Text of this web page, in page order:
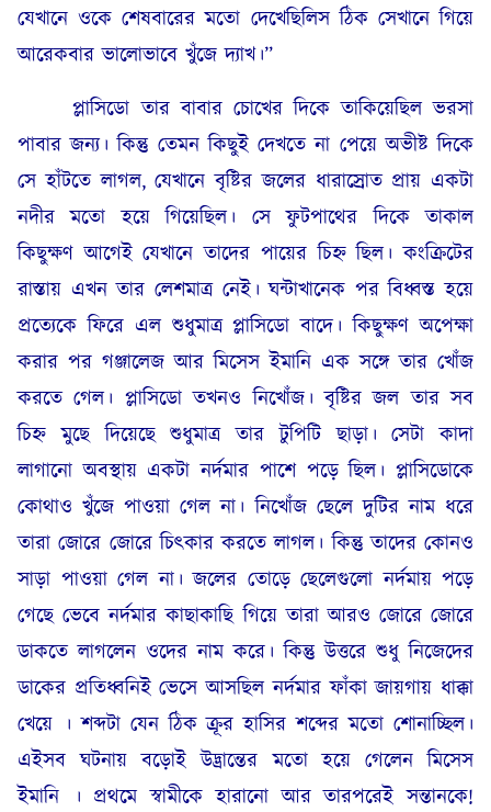
যেখানে ওকে শেষবারের মতো দেখেছিলিস ঠিক সেখানে গিয়ে
আরেকবার ভালোভাবে খুঁজে দ্যাখ।”
প্লাসিডো তার বাবার চোখের দিকে তাকিয়েছিল ভরসা
পাবার জন্য। কিন্তু তেমন কিছুই দেখতে না পেয়ে অভীষ্ট দিকে
সে হাঁটতে লাগল, যেখানে বৃষ্টির জলের ধারাস্রোত প্রায় একটা
নদীর মতো হয়ে গিয়েছিল। সে ফুটপাথের দিকে তাকাল
কিছুক্ষণ আগেই যেখানে তাদের পায়ের চিহ্ন ছিল। কংক্রিটের
রাস্তায় এখন তার লেশমাত্র নেই। ঘন্টাখানেক পর বিধ্বস্ত হয়ে
প্রত্যেকে ফিরে এল শুধুমাত্র প্লাসিডো বাদে। কিছুক্ষণ অপেক্ষা
করার পর গঞ্জালেজ আর মিসেস ইমানি এক সঙ্গে তার খোঁজ
করতে গেল। প্লাসিডো তখনও নিখোঁজ। বৃষ্টির জল তার সব
চিহ্ন মুছে দিয়েছে শুধুমাত্র তার টুপিটি ছাড়া। সেটা কাদা
লাগানো অবস্থায় একটা নর্দমার পাশে পড়ে ছিল। প্লাসিডোকে
কোথাও খুঁজে পাওয়া গেল না। নিখোঁজ ছেলে দুটির নাম ধরে
তারা জোরে জোরে চিৎকার করতে লাগল। কিন্তু তাদের কোনও
সাড়া পাওয়া গেল না। জলের তোড়ে ছেলেগুলো নর্দমায় পড়ে
গেছে ভেবে নর্দমার কাছাকাছি গিয়ে তারা আরও জোরে জোরে
ডাকতে লাগলেন ওদের নাম করে। কিন্তু উত্তরে শুধু নিজেদের
ডাকের প্রতিধ্বনিই ভেসে আসছিল নর্দমার ফাঁকা জায়গায় ধাক্কা
খেয়ে । শব্দটা যেন ঠিক ক্রূর হাসির শব্দের মতো শোনাচ্ছিল।
এইসব ঘটনায় বড়োই উদ্ভ্রান্তের মতো হয়ে গেলেন মিসেস
ইমানি । প্রথমে স্বামীকে হারানো আর তারপরেই সন্তানকে!